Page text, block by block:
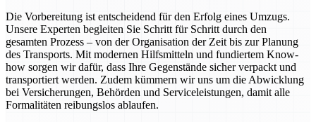
Die Vorbereitung ist entscheidend für den Erfolg eines Umzugs.
Unsere Experten begleiten Sie Schritt für Schritt durch den
gesamten Prozess – von der Organisation der Zeit bis zur Planung
des Transports. Mit modernen Hilfsmitteln und fundiertem Know-
how sorgen wir dafür, dass Ihre Gegenstände sicher verpackt und
transportiert werden. Zudem kümmern wir uns um die Abwicklung
bei Versicherungen, Behörden und Serviceleistungen, damit alle
Formalitäten reibungslos ablaufen.